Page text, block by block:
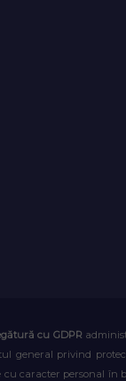
cu GDPR
general privind
caracter personal în